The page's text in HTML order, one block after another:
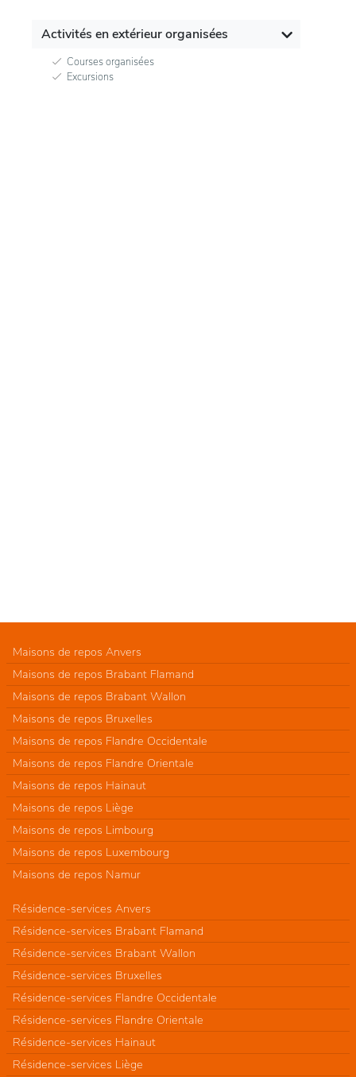
Activités en extérieur organisées
Courses organisées
Excursions
Maisons de repos Anvers
Maisons de repos Brabant Flamand
Maisons de repos Brabant Wallon
Maisons de repos Bruxelles
Maisons de repos Flandre Occidentale
Maisons de repos Flandre Orientale
Maisons de repos Hainaut
Maisons de repos Liège
Maisons de repos Limbourg
Maisons de repos Luxembourg
Maisons de repos Namur
Résidence-services Anvers
Résidence-services Brabant Flamand
Résidence-services Brabant Wallon
Résidence-services Bruxelles
Résidence-services Flandre Occidentale
Résidence-services Flandre Orientale
Résidence-services Hainaut
Résidence-services Liège